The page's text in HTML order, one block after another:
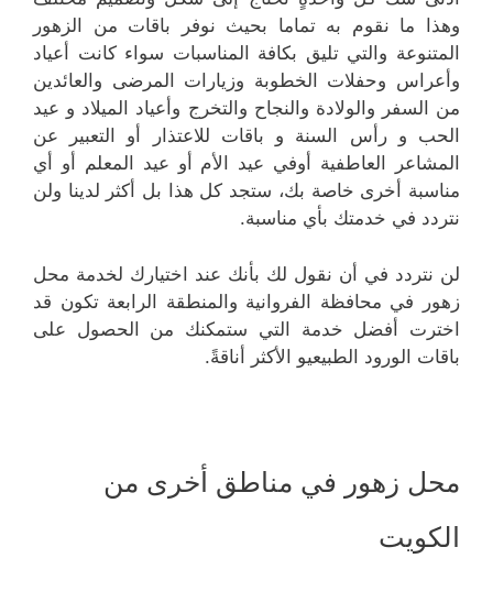
وهذا ما نقوم به تماما بحيث نوفر باقات من الزهور
المتنوعة والتي تليق بكافة المناسبات سواء كانت أعياد
وأعراس وحفلات الخطوبة وزيارات المرضى والعائدين
من السفر والولادة والنجاح والتخرج وأعياد الميلاد و عيد
الحب و رأس السنة و باقات للاعتذار أو التعبير عن
المشاعر العاطفية أوفي عيد الأم أو عيد المعلم أو أي
مناسبة أخرى خاصة بك، ستجد كل هذا بل أكثر لدينا ولن
نتردد في خدمتك بأي مناسبة.
لن نتردد في أن نقول لك بأنك عند اختيارك لخدمة محل
زهور في محافظة الفروانية والمنطقة الرابعة تكون قد
اخترت أفضل خدمة التي ستمكنك من الحصول على
باقات الورود الطبيعيو الأكثر أناقةً.
محل زهور في مناطق أخرى من
الكويت